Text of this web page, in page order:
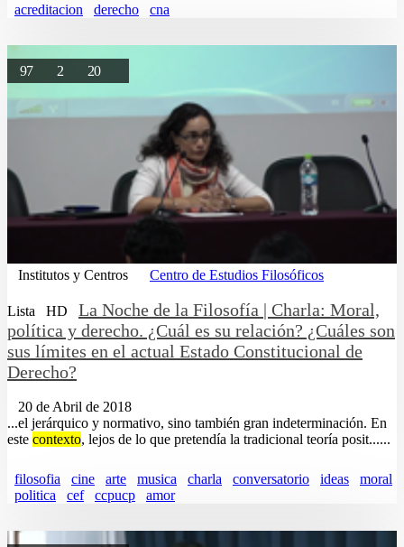
acreditacion derecho cna
97 2 20
Institutos y Centros Centro de Estudios Filosóficos
Lista HD
La Noche de la Filosofía | Charla: Moral,
política y derecho. ¿Cuál es su relación? ¿Cuáles son
sus límites en el actual Estado Constitucional de
Derecho?
20 de Abril de 2018
...el jerárquico y normativo, sino también gran indeterminación. En
este contexto, lejos de lo que pretendía la tradicional teoría posit......
filosofia cine arte musica charla conversatorio ideas
moral
politica
cef ccpucp amor